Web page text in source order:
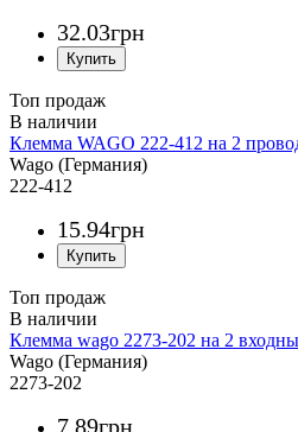
32.03грн
Топ продаж
Клемма WAGO 222-412 на 2
Wago (Германия)
222-412
15.94грн
Топ продаж
Клемма wago 2273-202 на 2
Wago (Германия)
2273-202
7 89грн